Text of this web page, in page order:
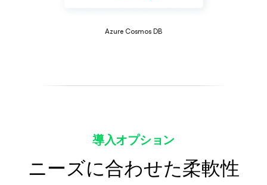
Azure Cosmos DB
導入オプション
ニーズに合わせた柔軟性